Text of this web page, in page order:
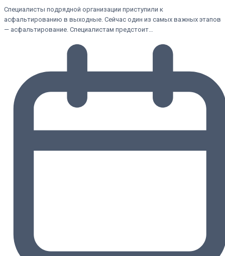
Специалисты подрядной организации приступили к
асфальтированию в выходные. Сейчас один из самых важных этапов
— асфальтирование. Специалистам предстоит…